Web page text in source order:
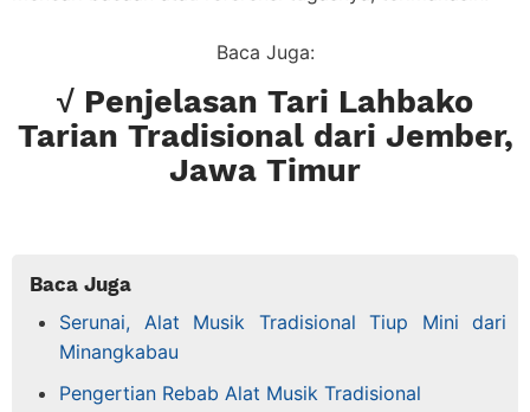
Baca Juga:
√ Penjelasan Tari Lahbako
Tarian Tradisional dari Jember,
Jawa Timur
Baca Juga
Serunai, Alat Musik Tradisional Tiup Mini dari
Minangkabau
Pengertian Rebab Alat Musik Tradisional